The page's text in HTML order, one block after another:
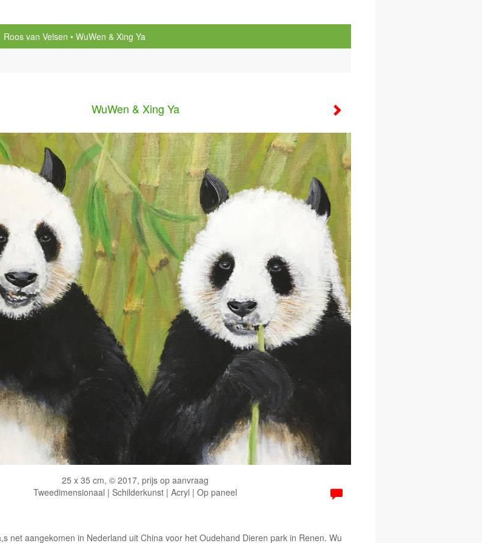
Roos van Velsen
WuWen & Xing Ya
WuWen & Xing Ya
25 x 35 cm, © 2017, prijs op aanvraag
Tweedimensionaal | Schilderkunst | Acryl | Op paneel
net aangekomen in Nederland uit China voor het Oudehand Dieren park in Renen. Wu